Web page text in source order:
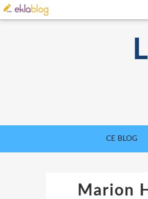
CE BLOG
Marion